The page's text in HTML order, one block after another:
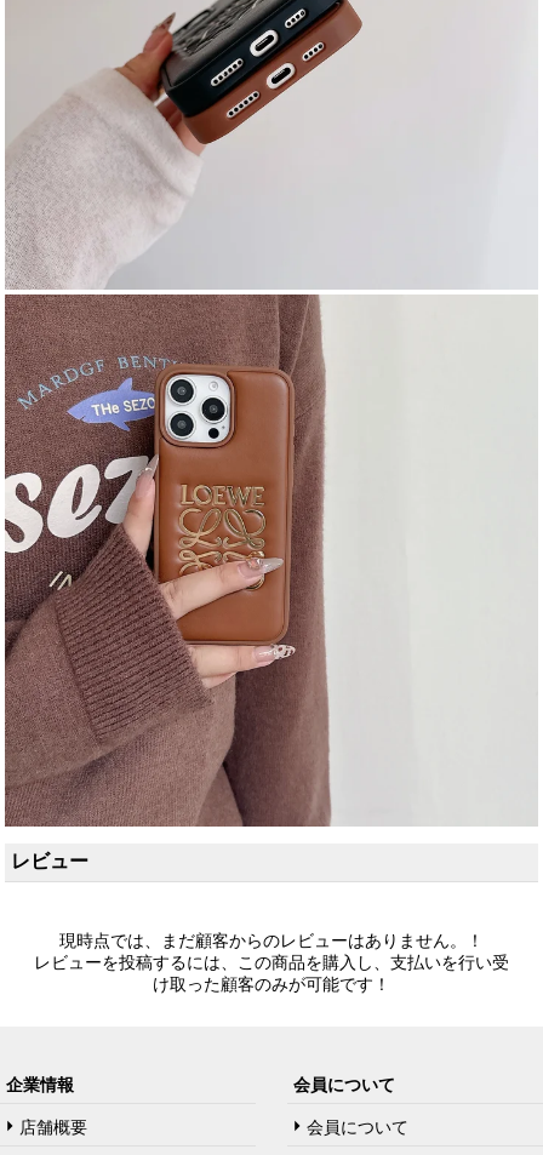
レビュー
現時点では、まだ顧客からのレビューはありません。！
レビューを投稿するには、この商品を購入し、支払いを行い受
け取った顧客のみが可能です！
企業情報
店舗概要
会員について
会員について